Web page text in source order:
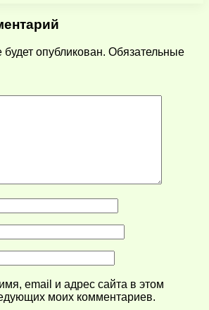
опубликован. Обязательные
email и адрес сайта в этом
моих комментариев.